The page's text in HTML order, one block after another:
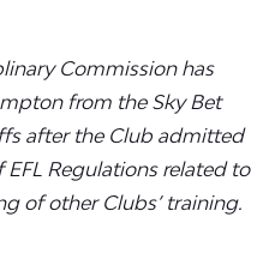
Commission has
from the Sky Bet
after the Club admitted
Regulations related to
of other Clubs’ training.